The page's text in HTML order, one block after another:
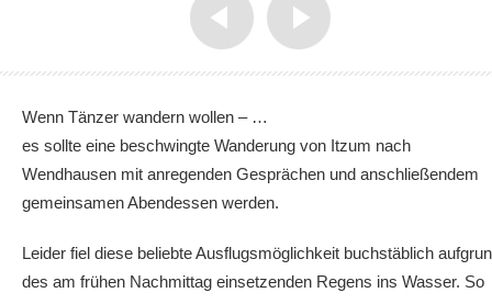
Wenn Tänzer wandern wollen – …
es sollte eine beschwingte Wanderung von Itzum nach
Wendhausen mit anregenden Gesprächen und anschließendem
gemeinsamen Abendessen werden.
Leider fiel diese beliebte Ausflugsmöglichkeit buchstäblich
des am frühen Nachmittag einsetzenden Regens ins Wasser. So